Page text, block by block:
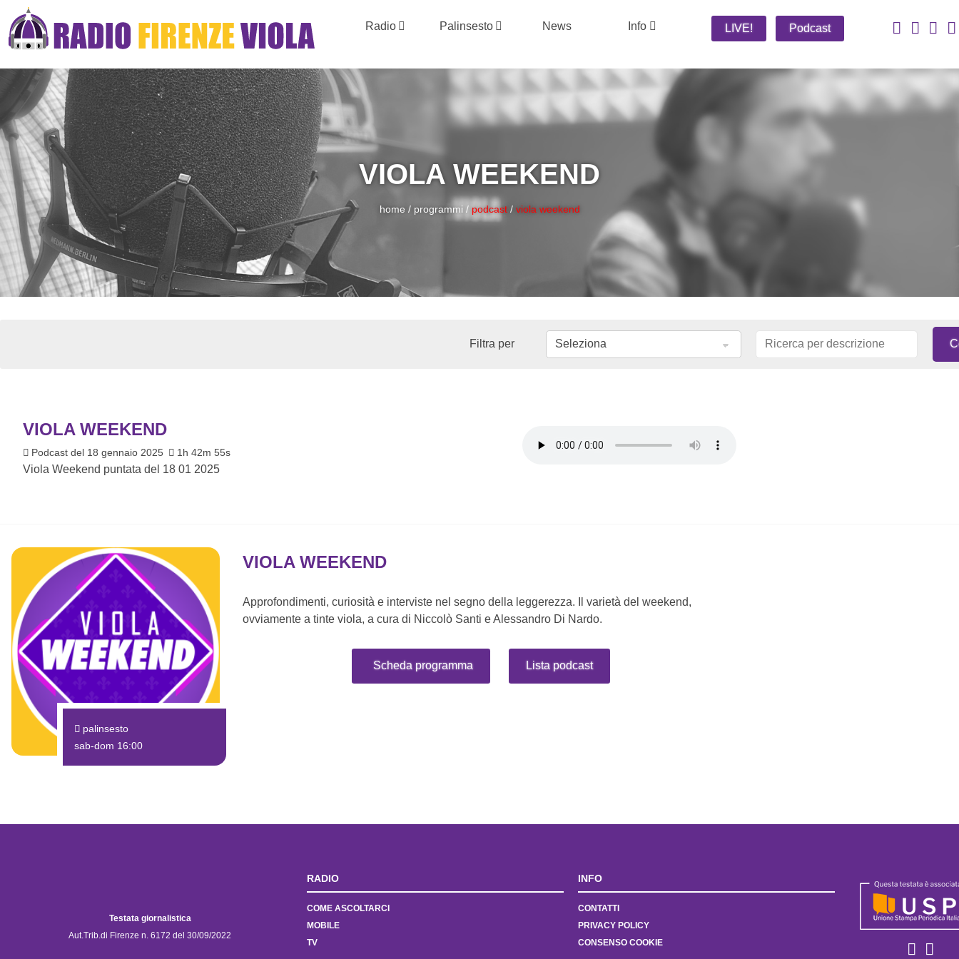
Radio Palinsesto News Info LIVE! Podcast
VIOLA WEEKEND
home / programmi / podcast/ viola weekend
Filtra per
VIOLA WEEKEND
Podcast del 18 gennaio 2025 1h 42m 55s
Viola Weekend puntata del 18 01 2025
palinsesto
sab-dom 16:00
VIOLA WEEKEND
Approfondimenti, curiosità e interviste nel segno della leggerezza. Il varietà del weekend,
ovviamente a tinte viola, a cura di Niccolò Santi e Alessandro Di Nardo.
Scheda programma Lista podcast
Testata giornalistica
Aut.Trib.di Firenze n. 6172 del 30/09/2022
RADIO
COME ASCOLTARCI
MOBILE
TV
INFO
CONTATTI
PRIVACY POLICY
CONSENSO COOKIE